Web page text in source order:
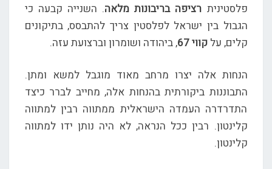
פלסטינית רציפה בריבונות מלאה. השנייה קבעה כי
הגבול בין ישראל לפלסטין צריך להתבסס, בתיקונים
קלים, על קווי 67 , ביהודה ושומרון וברצועת עזה.
הנחות אלה יצרו מרחב מאוד מוגבל למשא ומתן.
התבוננות ביקורתית בהנחות אלה, מחייב לברר כיצד
התדרדרה העמדה הישראלית ממתווה רבין למתווה
קלינטון. רבין ככל הנראה, לא היה נותן ידו למתווה
קלינטון.